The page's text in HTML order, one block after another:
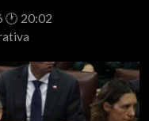
🕐 20:02